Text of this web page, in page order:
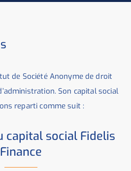
de Société Anonyme de droit
Son capital social
reparti comme suit :
capital social Fidelis
Finance